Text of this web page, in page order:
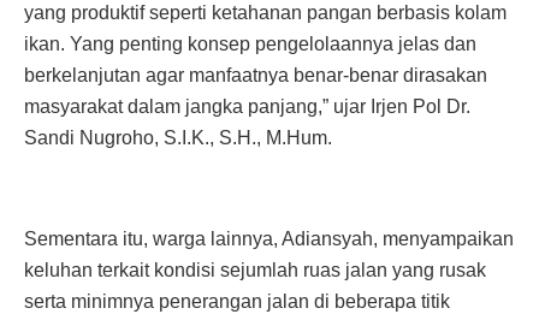
yang produktif seperti ketahanan pangan berbasis kolam
ikan. Yang penting konsep pengelolaannya jelas dan
berkelanjutan agar manfaatnya benar-benar dirasakan
masyarakat dalam jangka panjang,” ujar Irjen Pol Dr.
Sandi Nugroho, S.I.K., S.H., M.Hum.
Sementara itu, warga lainnya, Adiansyah, menyampaikan
keluhan terkait kondisi sejumlah ruas jalan yang rusak
serta minimnya penerangan jalan di beberapa titik